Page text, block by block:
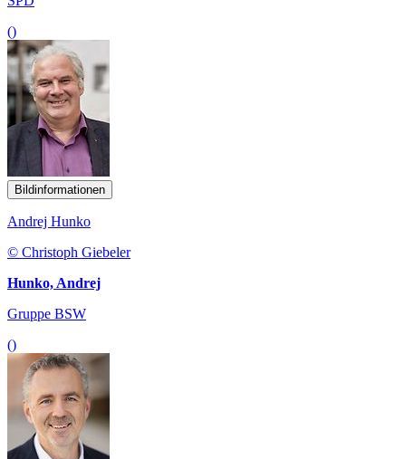
()
Bildinformationen
Andrej Hunko
© Christoph Giebeler
Hunko, Andrej
Gruppe BSW
()